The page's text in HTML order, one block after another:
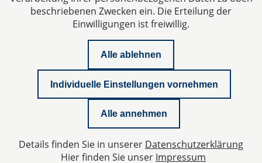
Newsletter
Datenschutzeinstellungen
beschriebenen Zwecken ein. Die Erteilung der
Einwilligungen ist freiwillig.
Alle ablehnen
Individuelle Einstellungen vornehmen
Alle annehmen
Details finden Sie in unserer Datenschutzerklärung
Hier finden Sie unser Impressum